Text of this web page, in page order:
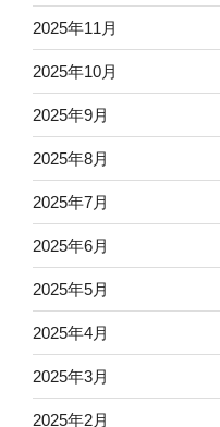
2025年11月
2025年10月
2025年9月
2025年8月
2025年7月
2025年6月
2025年5月
2025年4月
2025年3月
2025年2月